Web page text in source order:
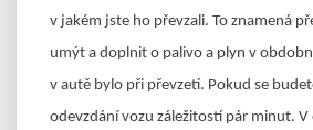
v jakém jste ho převzali. To znamená
umýt a doplnit o palivo a plyn v
v autě bylo při převzetí. Pokud se
odevzdání vozu záležitostí pár minut.